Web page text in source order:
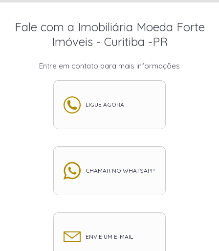
Fale com a Imobiliária Moeda Forte
Imóveis - Curitiba -PR
Entre em contato para mais informações
LIGUE AGORA
CHAMAR NO WHATSAPP
ENVIE UM E-MAIL